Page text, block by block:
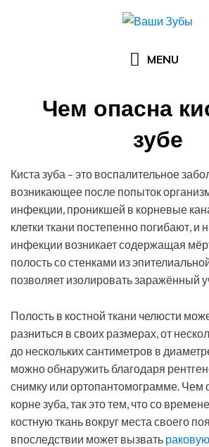
MENU
Чем опасна
зубе
by
Киста зуба – это воспалительное
возникающее после попыток
инфекции, проникшей в корневые
клетки ткани постепенно погибают, и
инфекции возникает содержащая
полость со стенками из
позволяет изолировать заражённый
Полость в костной ткани челюсти
разниться в своих размерах, от
до нескольких сантиметров в
можно обнаружить благодаря
снимку или ортопантомограмме. Чем
корне зуба, так это тем, что со
костную ткань вокруг места своего
впоследствии может вызвать